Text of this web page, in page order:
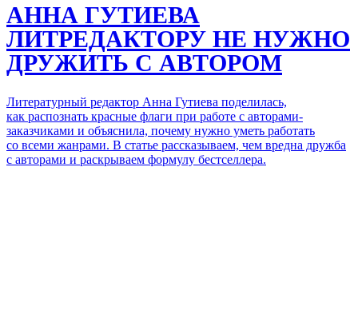
АННА ГУТИЕВА
ЛИТРЕДАКТОРУ НЕ НУЖНО
ДРУЖИТЬ С АВТОРОМ
Литературный редактор Анна Гутиева поделилась,
как распознать красные флаги при работе с авторами-
заказчиками и объяснила, почему нужно уметь работать
со всеми жанрами. В статье рассказываем, чем вредна дружба
с авторами и раскрываем формулу бестселлера.